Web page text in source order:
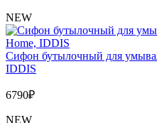
NEW
Сифон бутылочный для
IDDIS
6790₽
NEW